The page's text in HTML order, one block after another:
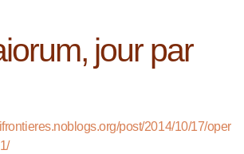
jour par
post/2014/10/17/